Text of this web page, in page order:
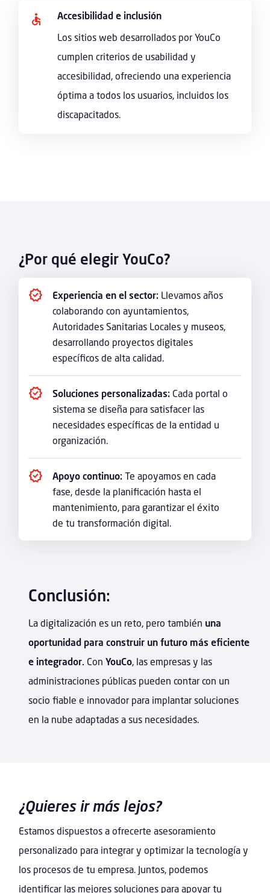
Accesibilidad e inclusión
Los sitios web desarrollados por YouCo
cumplen criterios de usabilidad y
accesibilidad, ofreciendo una experiencia
óptima a todos los usuarios, incluidos los
discapacitados.
¿Por qué elegir YouCo?
Experiencia en el sector: Llevamos años
colaborando con ayuntamientos,
Autoridades Sanitarias Locales y museos,
desarrollando proyectos digitales
específicos de alta calidad.
Soluciones personalizadas: Cada portal o
sistema se diseña para satisfacer las
necesidades específicas de la entidad u
organización.
Apoyo continuo: Te apoyamos en cada
fase, desde la planificación hasta el
mantenimiento, para garantizar el éxito
de tu transformación digital.
Conclusión:
La digitalización es un reto, pero también una
oportunidad para construir un futuro más eficiente
e integrador. Con YouCo, las empresas y las
administraciones públicas pueden contar con un
socio fiable e innovador para implantar soluciones
en la nube adaptadas a sus necesidades.
¿Quieres ir más lejos?
Estamos dispuestos a ofrecerte asesoramiento
personalizado para integrar y optimizar la tecnología y
los procesos de tu empresa. Juntos, podemos
identificar las mejores soluciones para apoyar tu